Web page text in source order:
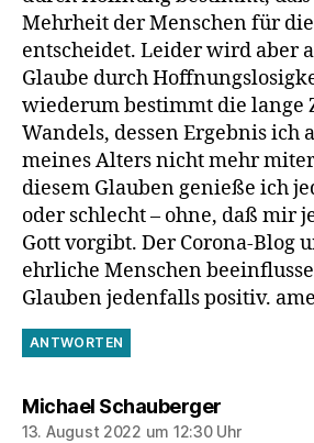
Mehrheit der Menschen für
entscheidet. Leider wird aber
Glaube durch
wiederum bestimmt die lange
Wandels, dessen Ergebnis ich
meines Alters nicht mehr
diesem Glauben genieße ich
oder schlecht – ohne, daß mir
Gott vorgibt. Der Corona-Blog
ehrliche Menschen
Glauben jedenfalls positiv.
ANTWORTEN
Michael Schaubergersagt:
13. August 2022 um 12:30 Uhr